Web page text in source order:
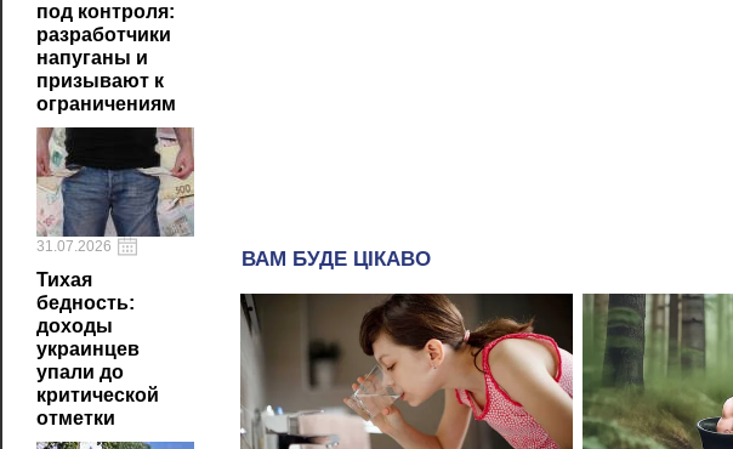
под контроля:
разработчики
напуганы и
призывают к
ограничениям
31.07.2026
Тихая
бедность:
доходы
украинцев
упали до
критической
отметки